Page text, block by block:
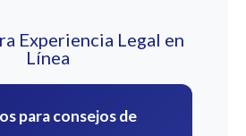
Experiencia Legal en
Línea
para consejos de